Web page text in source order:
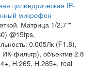
цилиндрическая IP-
микрофон
Матрица 1/2.7""
@15fps,
0.005Лк (F1.8),
фильтр), объектив 2.8
H.265, H.265+, real